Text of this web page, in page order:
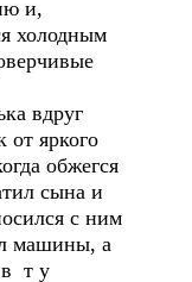
и,
холодным
вдруг
от яркого
обжегся
сына и
с ним
машины, а
в т у